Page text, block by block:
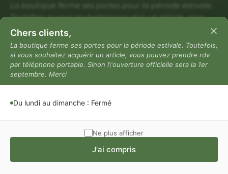
La boutique ferme ses portes pour la période estivale.
Toutefois, si vous souhaitez acquérir un article, vous
pouvez prendre rdv par téléphone portable. Sinon
l\'ouverture officielle sera la 1er septembre. Merci
Du lundi au dimanche : Fermé
Mentions légales
Politique de confidentialité
Chers clients,
La boutique ferme ses portes pour la période estivale. Toutefois,
si vous souhaitez acquérir un article, vous pouvez prendre rdv
par téléphone portable. Sinon l\'ouverture officielle sera la 1er
septembre. Merci
Du lundi au dimanche : Fermé
Ne plus afficher
J'ai compris